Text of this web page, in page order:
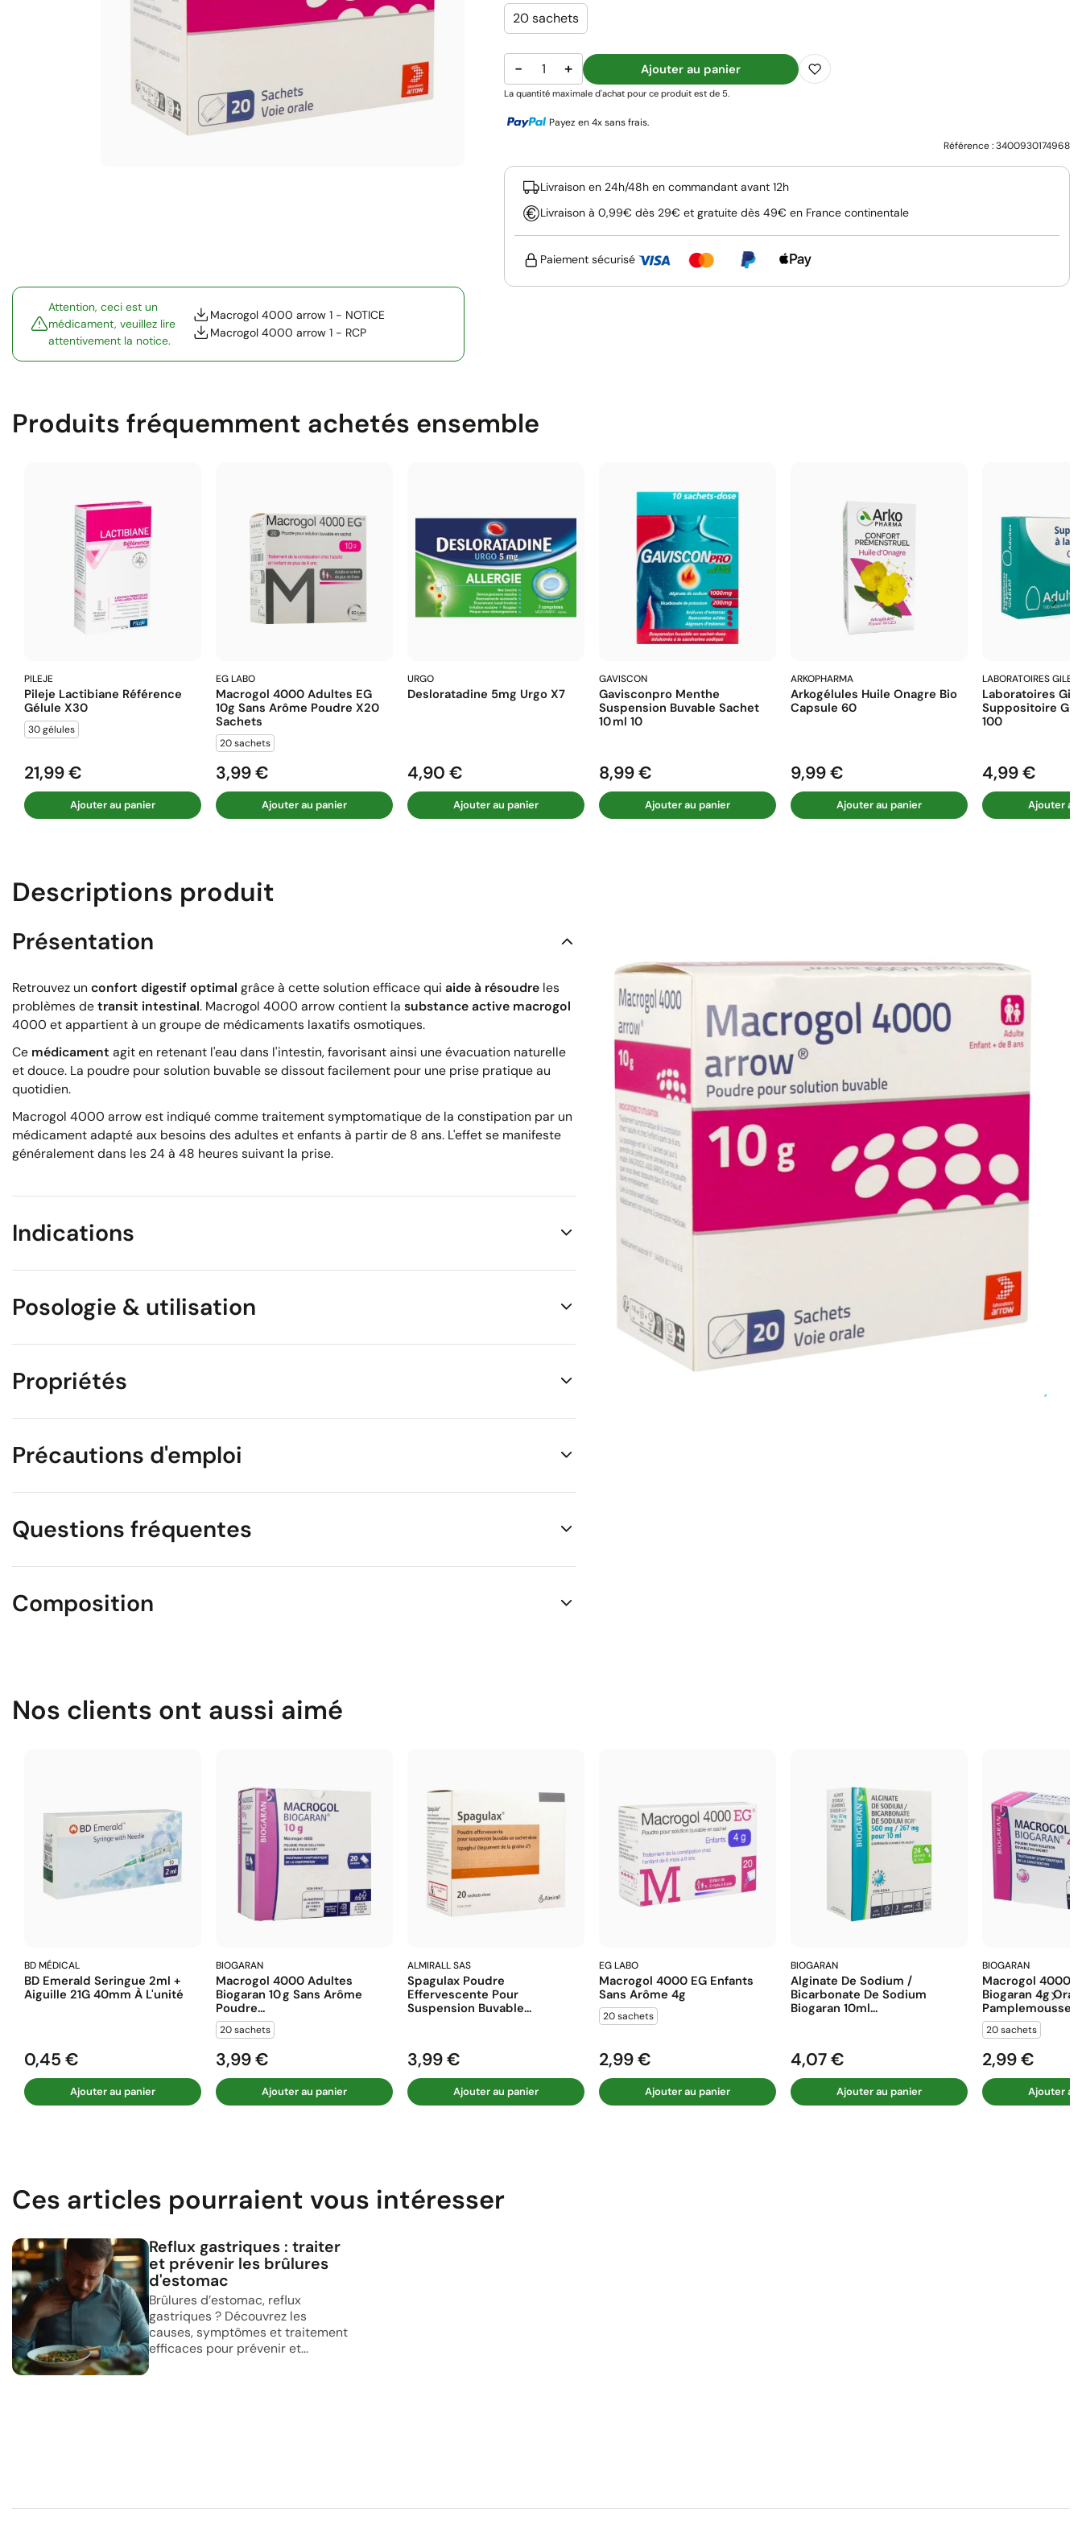
Attention, ceci est un
médicament, veuillez lire
attentivement la notice.
Macrogol 4000 arrow 1 - NOTICE
Macrogol 4000 arrow 1 - RCP
20 sachets
− + Ajouter au panier
La quantité maximale d'achat pour ce produit est de 5.
Payez en 4x sans frais.
Référence :3400930174968
Livraison en 24h/48h en commandant avant 12h
Livraison à 0,99€ dès 29€ et gratuite dès 49€ en France continentale
Paiement sécurisé
Produits fréquemment achetés ensemble
PILEJE
Pileje Lactibiane Référence
Gélule X30
30 gélules
Prix
21,99 €
Ajouter au panier
EG LABO
Macrogol 4000 Adultes EG
10g Sans Arôme Poudre X20
Sachets
20 sachets
Prix
3,99 €
Ajouter au panier
URGO
Desloratadine 5mg Urgo X7
Prix
4,90 €
Ajouter au panier
GAVISCON
Gavisconpro Menthe
Suspension Buvable Sachet
10 Ml 10
Prix
8,99 €
Ajouter au panier
ARKOPHARMA
Arkogélules Huile Onagre Bio
Capsule 60
Prix
9,99 €
Ajouter au panier
LABORATOIRES
Laboratoires
Suppositoire
100
Prix
4,99 €
Ajouter au
Descriptions produit
Présentation
Retrouvez un confort digestif optimal grâce à cette solution efficace qui aide à résoudre les
problèmes detransit intestinal. Macrogol 4000 arrow contient la substance active macrogol
4000 et appartient à un groupe de médicaments laxatifs osmotiques.
Ce médicament agit en retenant l'eau dans l'intestin, favorisant ainsi une évacuation naturelle
et douce. La poudre pour solution buvable se dissout facilement pour une prise pratique au
quotidien.
Macrogol 4000 arrow est indiqué comme traitement symptomatique de la constipation par un
médicament adapté aux besoins des adultes et enfants à partir de 8 ans. L'effet se manifeste
généralement dans les 24 à 48 heures suivant la prise.
Indications
Posologie & utilisation
Propriétés
Précautions d'emploi
Questions fréquentes
Composition
Nos clients ont aussi aimé
BD MÉDICAL
BD Emerald Seringue 2ml +
Aiguille 21G 40mm À L'unité
Prix
0,45 €
Ajouter au panier
BIOGARAN
Macrogol 4000 Adultes
Biogaran 10 G Sans Arôme
Poudre...
20 sachets
Prix
3,99 €
Ajouter au panier
ALMIRALL SAS
Spagulax Poudre
Effervescente Pour
Suspension Buvable...
Prix
3,99 €
Ajouter au panier
EG LABO
Macrogol 4000 EG Enfants
Sans Arôme 4g
20 sachets
Prix
2,99 €
Ajouter au panier
BIOGARAN
Alginate De Sodium /
Bicarbonate De Sodium
Biogaran 10ml...
Prix
4,07 €
Ajouter au panier
BIOGARAN
Macrogol 4000
Biogaran 4g
Pamplemousse...
20 sachets
Prix
2,99 €
Ajouter au
Ces articles pourraient vous intéresser
Reflux gastriques : traiter
et prévenir les brûlures
d'estomac
Brûlures d’estomac, reflux
gastriques ? Découvrez les
causes, symptômes et traitement
efficaces pour prévenir et...